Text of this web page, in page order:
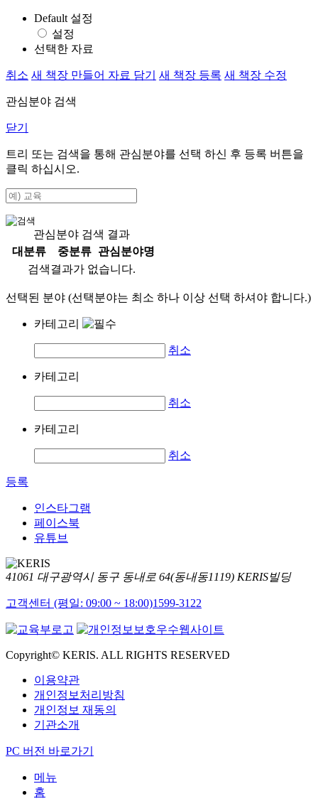
Default 설정
설정
선택한 자료
취소 새 책장 만들어 자료 담기 새 책장 등록 새 책장 수정
관심분야 검색
닫기
트리 또는 검색을 통해 관심분야를 선택 하신 후 등록 버튼을
클릭 하십시오.
관심분야 검색 결과
대분류
중분류
관심분야명
검색결과가 없습니다.
선택된 분야 (선택분야는 최소 하나 이상 선택 하셔야 합니다.)
카테고리
취소
카테고리
취소
카테고리
취소
등록
인스타그램
페이스북
유튜브
41061 대구광역시 동구 동내로 64(동내동1119) KERIS빌딩
고객센터 (평일: 09:00 ~ 18:00)1599-3122
Copyright© KERIS. ALL RIGHTS RESERVED
이용약관
개인정보처리방침
개인정보 재동의
기관소개
PC 버전 바로가기
메뉴
홈